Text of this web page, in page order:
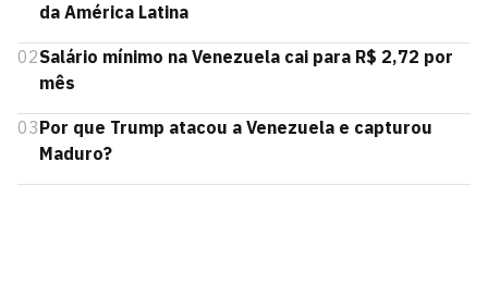
da América Latina
02Salário mínimo na Venezuela cai para R$ 2,72 por
mês
03Por que Trump atacou a Venezuela e capturou
Maduro?